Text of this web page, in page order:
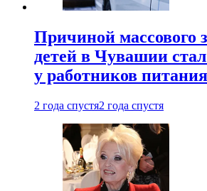
Причиной массового
детей в Чувашии
у работников питания
2 года спустя2 года спустя